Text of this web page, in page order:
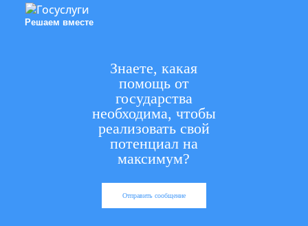
Решаем вместе
Знаете, какая
помощь от
государства
необходима, чтобы
реализовать свой
потенциал на
максимум?
Отправить сообщение